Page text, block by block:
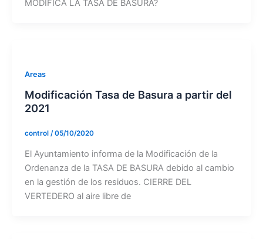
MODIFICA LA TASA DE BASURA?
Areas
Modificación Tasa de Basura a partir del
2021
control /05/10/2020
El Ayuntamiento informa de la Modificación de la
Ordenanza de la TASA DE BASURA debido al cambio
en la gestión de los residuos. CIERRE DEL
VERTEDERO al aire libre de